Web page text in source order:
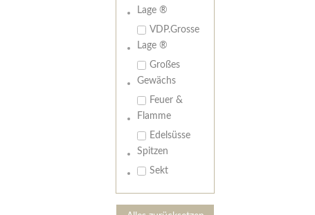
Lage ®
VDP.Grosse
Lage ®
Großes
Gewächs
Feuer &
Flamme
Edelsüsse
Spitzen
Sekt